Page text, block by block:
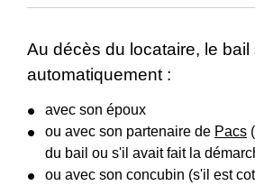
Au décès du locataire, le bail
automatiquement :
avec son époux
ou avec son partenaire de Pacs
du bail ou s'il avait fait la
ou avec son concubin (s'il est